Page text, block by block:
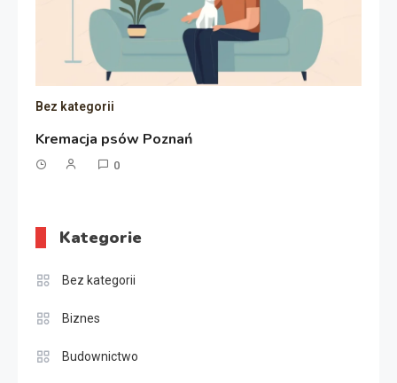
Bez kategorii
Kremacja psów Poznań
0
Kategorie
Bez kategorii
Biznes
Budownictwo